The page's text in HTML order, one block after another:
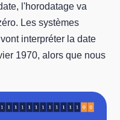
l'horodatage va
Les systèmes
interpréter la date
1970, alors que nous